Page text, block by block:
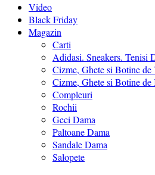
Video
Black Friday
Magazin
Carti
Adidasi. Sneakers. Tenisi
Cizme, Ghete si Botine de
Cizme, Ghete si Botine de
Compleuri
Rochii
Geci Dama
Paltoane Dama
Sandale Dama
Salopete